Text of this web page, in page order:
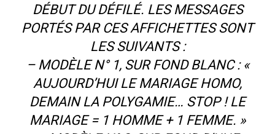
DÉBUT DU DÉFILÉ. LES MESSAGES
PORTÉS PAR CES AFFICHETTES SONT
LES SUIVANTS :
– MODÈLE N° 1, SUR FOND BLANC : «
AUJOURD’HUI LE MARIAGE HOMO,
DEMAIN LA POLYGAMIE… STOP ! LE
MARIAGE = 1 HOMME + 1 FEMME. »